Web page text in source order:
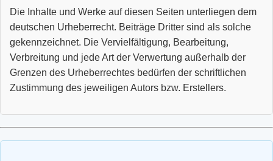
Die Inhalte und Werke auf diesen Seiten unterliegen dem
deutschen Urheberrecht. Beiträge Dritter sind als solche
gekennzeichnet. Die Vervielfältigung, Bearbeitung,
Verbreitung und jede Art der Verwertung außerhalb der
Grenzen des Urheberrechtes bedürfen der schriftlichen
Zustimmung des jeweiligen Autors bzw. Erstellers.